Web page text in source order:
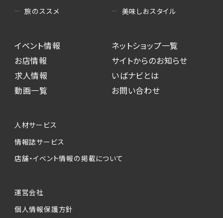
旅のススメ
美味しおスタイル
イベント情報
お店情報
求人情報
動画一覧
ネットショップ一覧
サイトからのお知らせ
いばナビとは
お問い合わせ
人材サービス
情報誌サービス
店舗・イベント情報の掲載について
運営会社
個人情報保護方針